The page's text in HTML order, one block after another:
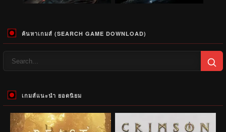
ค้นหาเกมส์ (SEARCH GAME DOWNLOAD)
เกมส์แนะนำ ยอดนิยม